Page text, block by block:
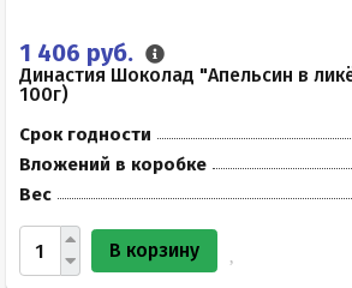
1 406 руб.
Династия Шоколад "Апельсин в
100г)
Срок годности
Вложений в коробке
Вес
В корзину